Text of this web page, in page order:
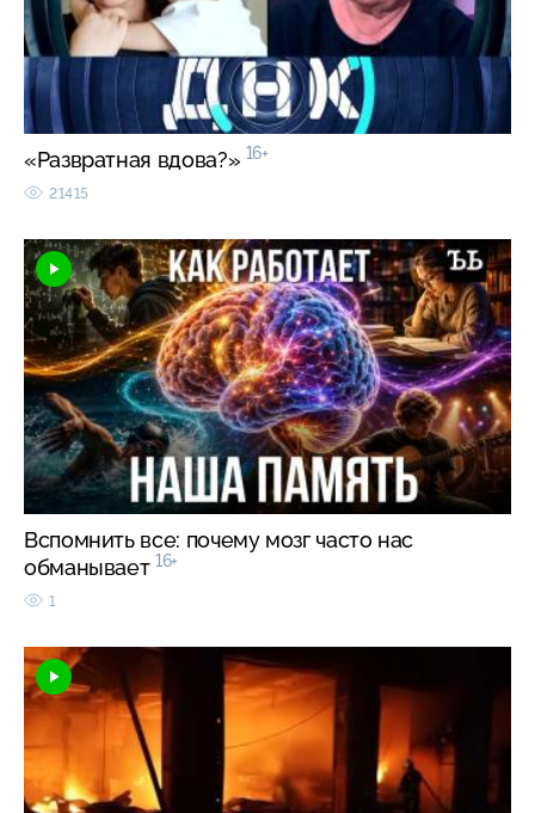
«Развратная вдова?» 16+
21415
Вспомнить все: почему мозг часто нас
обманывает 16+
1